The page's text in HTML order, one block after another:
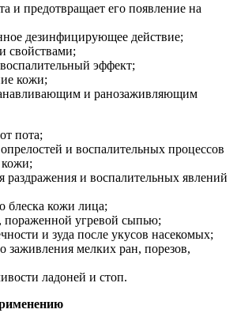
и предотвращает его появление на
дезинфицирующее действие;
свойствами;
эффект;
кожи;
и ранозаживляющим
пота;
и воспалительных процессов
раздражения и воспалительных явлений
блеска кожи лица;
пораженной угревой сыпью;
и зуда после укусов насекомых;
заживления мелких ран, порезов,
ладоней и стоп.